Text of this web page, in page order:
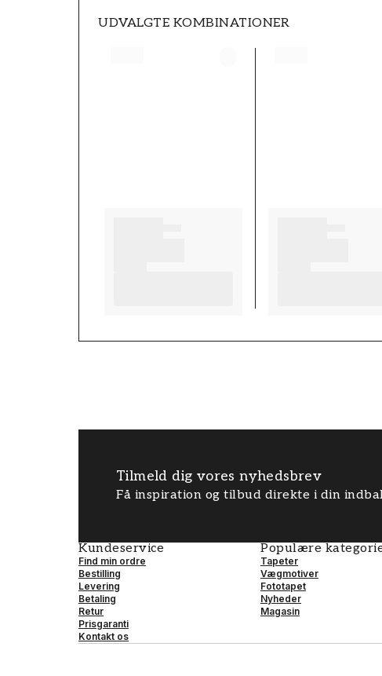
UDVALGTE KOMBINATIONER
Tilmeld dig vores nyhedsbrev
Få inspiration og tilbud direkte i din
Kundeservice
Find min ordre
Bestilling
Levering
Betaling
Retur
Prisgaranti
Kontakt os
Populære
Tapeter
Vægmotiver
Fototapet
Nyheder
Magasin